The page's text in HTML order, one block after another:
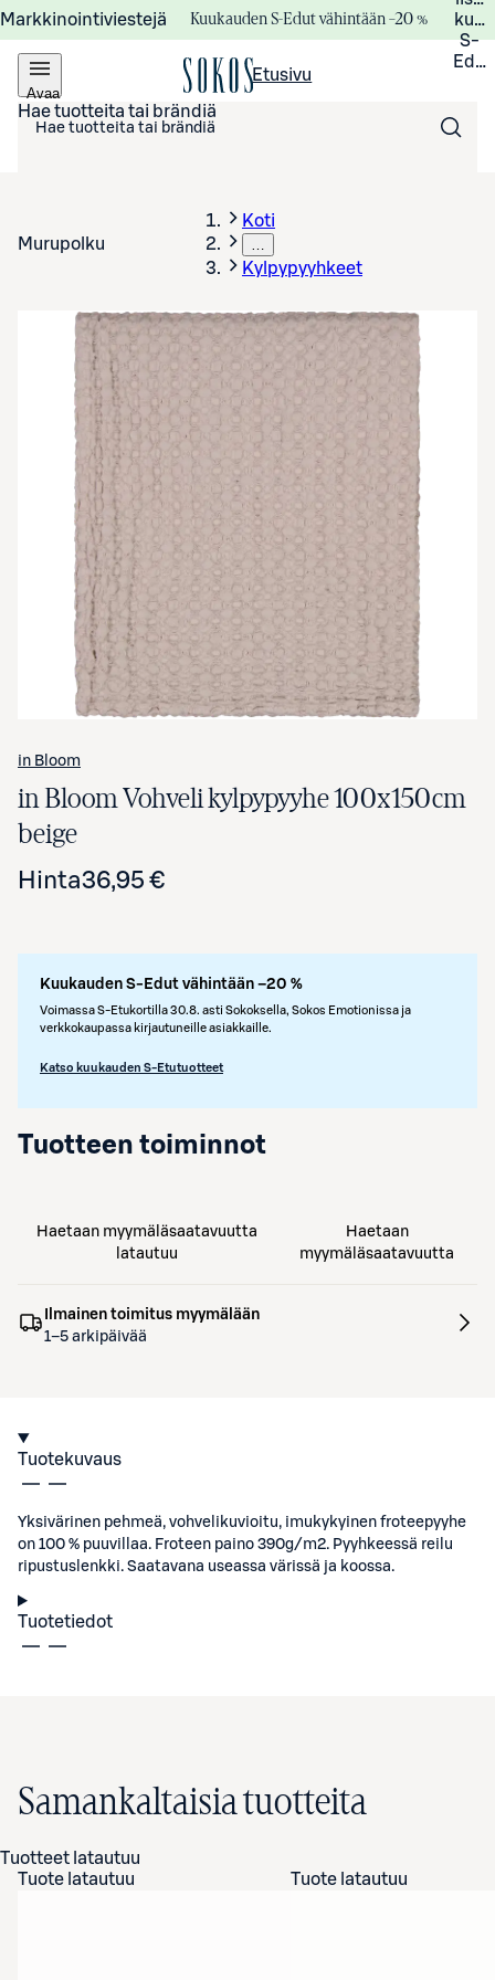
Markkinointiviestejä Kuukauden S-Edut vähintään –20 %
S-
Avaa
valikko
Etusivu
Hae tuotteita tai brändiä
Murupolku
Koti
…
Kylpypyyhkeet
Avaa tuotekuva suurennettuna
in Bloom
in Bloom Vohveli kylpypyyhe 100x150cm
beige
Hinta36,95 €
Kuukauden S-Edut vähintään –20 %
Voimassa S-Etukortilla 30.8. asti Sokoksella, Sokos Emotionissa ja
verkkokaupassa kirjautuneille asiakkaille.
Katso kuukauden S-Etutuotteet
Tuotteen toiminnot
Haetaan myymäläsaatavuutta
latautuu
Haetaan
myymäläsaatavuutta
Ilmainen toimitus myymälään
1–5 arkipäivää
Tuotekuvaus
Yksivärinen pehmeä, vohvelikuvioitu, imukykyinen froteepyyhe
on 100 % puuvillaa. Froteen paino 390g/m2. Pyyhkeessä reilu
ripustuslenkki. Saatavana useassa värissä ja koossa.
Tuotetiedot
Samankaltaisia tuotteita
Tuotteet latautuu
Tuote latautuu
Tuote latautuu